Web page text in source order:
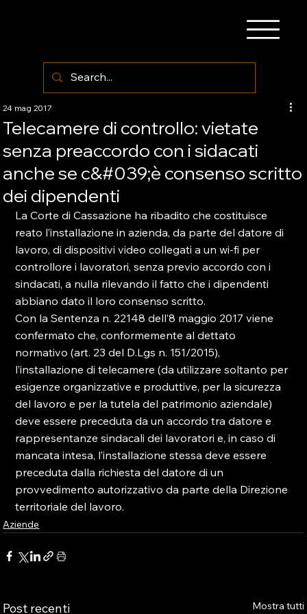
Telecamere di controllo: vietate
senza preaccordo con i sidacati
anche se c&#039;è consenso scritto
dei dipendenti
24 mag 2017
La Corte di Cassazione ha ribadito che costituisce
reato l’installazione in azienda, da parte del datore di
lavoro, di dispositivi video collegati a un wi-fi per
controllore i lavoratori, senza previo accordo con i
sindacati, a nulla rilevando il fatto che i dipendenti
abbiano dato il loro consenso scritto.
Con la Sentenza n. 22148 dell’8 maggio 2017 viene
confermato che, conformemente al dettato
normativo (art. 23 del D.Lgs n. 151/2015),
l’installazione di telecamere (da utilizzare soltanto per
esigenze organizzative e produttive, per la sicurezza
del lavoro e per la tutela del patrimonio aziendale)
deve essere preceduta da un accordo tra datore e
rappresentanze sindacali dei lavoratori e, in caso di
mancata intesa, l’installazione stessa deve essere
preceduta dalla richiesta del datore di un
provvedimento autorizzativo da parte della Direzione
territoriale del lavoro.
Aziende
Post recenti Mostra tutti